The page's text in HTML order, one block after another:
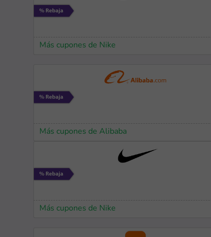
Más cupones de Nike
Más cupones de Alibaba
Más cupones de Nike